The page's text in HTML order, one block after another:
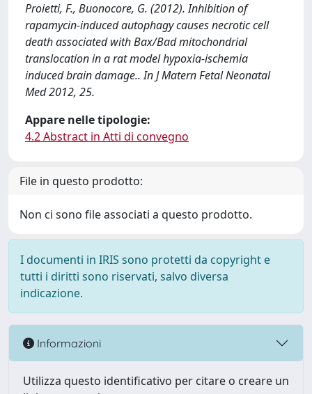
Proietti, F., Buonocore, G. (2012). Inhibition of
rapamycin-induced autophagy causes necrotic cell
death associated with Bax/Bad mitochondrial
translocation in a rat model hypoxia-ischemia
induced brain damage.. In J Matern Fetal Neonatal
Med 2012, 25.
Appare nelle tipologie:
4.2 Abstract in Atti di convegno
File in questo prodotto:
Non ci sono file associati a questo prodotto.
I documenti in IRIS sono protetti da copyright e
tutti i diritti sono riservati, salvo diversa
indicazione.
Informazioni
Utilizza questo identificativo per citare o creare un